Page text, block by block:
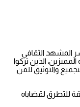
المشهد الثقافي
الذين تركوا
والتوثيق للفن
للتطرق لقضاياه